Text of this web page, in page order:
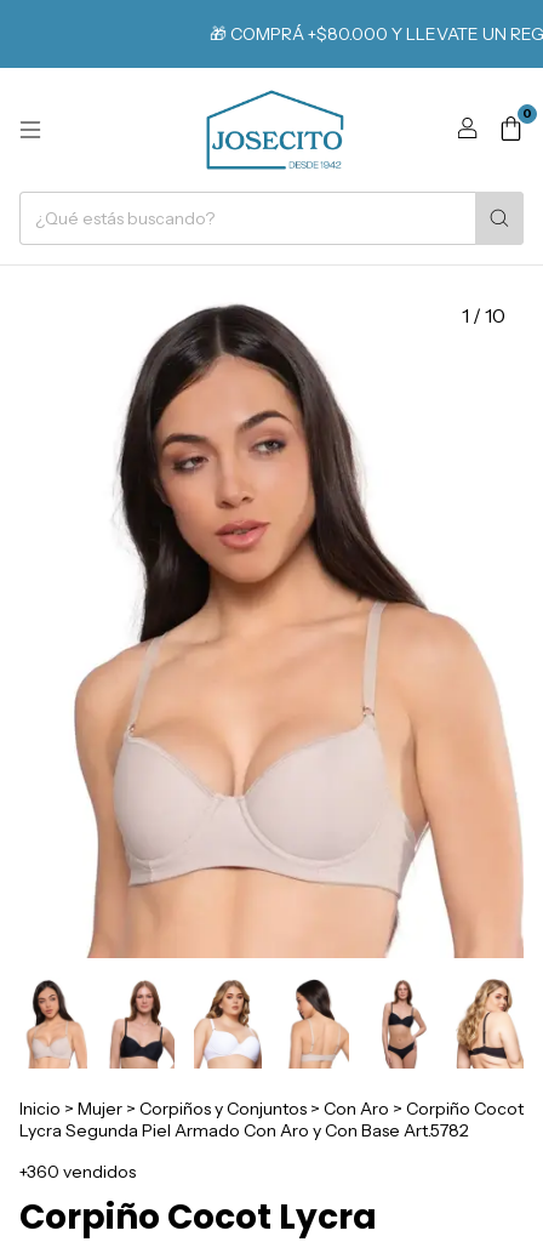
🎁 COMPRÁ +$80.000 Y LLEVATE UN
0
1 / 10
Inicio > Mujer > Corpiños y Conjuntos > Con Aro > Corpiño Cocot
Lycra Segunda Piel Armado Con Aro y Con Base Art.5782
+360 vendidos
Corpiño Cocot Lycra